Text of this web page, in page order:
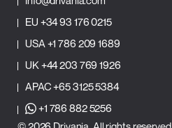
EU +34 93 176 0215
USA +1 786 209 1689
UK +44 203 769 1926
APAC+65 3125 5384
+1 786 882 5256